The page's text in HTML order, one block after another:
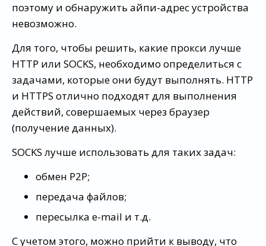
поэтому и обнаружить айпи-адрес устройства
невозможно.
Для того, чтобы решить, какие прокси лучше
HTTP или SOCKS, необходимо определиться с
задачами, которые они будут выполнять. HTTP
и HTTPS отлично подходят для выполнения
действий, совершаемых через браузер
(получение данных).
SOCKS лучше использовать для таких задач:
обмен P2P;
передача файлов;
пересылка e-mail и т.д.
С учетом этого, можно прийти к выводу, что